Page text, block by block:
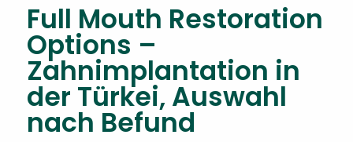
Full Mouth Restoration
Options –
Zahnimplantation in
der Türkei, Auswahl
nach Befund